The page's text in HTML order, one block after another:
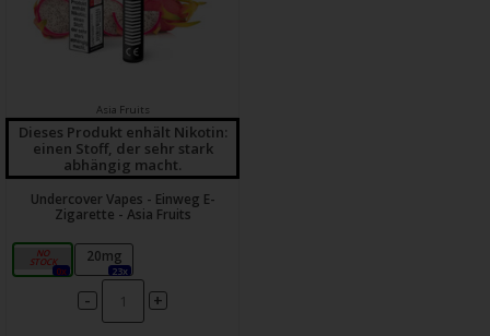
Asia Fruits
Dieses Produkt enhält Nikotin:
einen Stoff, der sehr stark
abhängig macht.
Undercover Vapes - Einweg E-
Zigarette - Asia Fruits
0mg
0x
20mg
23x
- +